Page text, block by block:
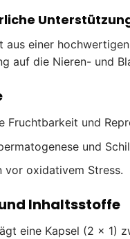
einer
auf die Nieren- und
Fruchtbarkeit und
und
vor oxidativem Stress.
Inhaltsstoffe
eine Kapsel (2 × 1)